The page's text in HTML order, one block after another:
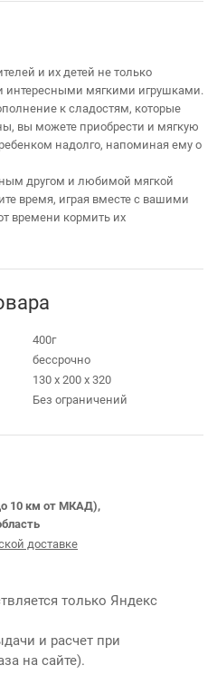
и их детей не только
мягкими игрушками.
к сладостям, которые
вы можете приобрести и мягкую
надолго, напоминая ему о
другом и любимой мягкой
время, играя вместе с вашими
времени кормить их
400г
бессрочно
130 х 200 х 320
Без ограничений
10 км от МКАД),
доставке
только Яндекс
и расчет при
на сайте).